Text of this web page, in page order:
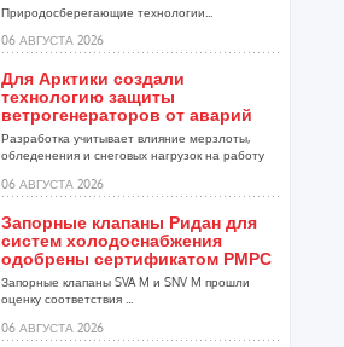
Природосберегающие технологии...
06 АВГУСТА 2026
Для Арктики создали
технологию защиты
ветрогенераторов от аварий
Разработка учитывает влияние мерзлоты,
обледенения и снеговых нагрузок на работу
06 АВГУСТА 2026
Запорные клапаны Ридан для
систем холодоснабжения
одобрены сертификатом РМРС
Запорные клапаны SVA M и SNV M прошли
оценку соответствия ...
06 АВГУСТА 2026